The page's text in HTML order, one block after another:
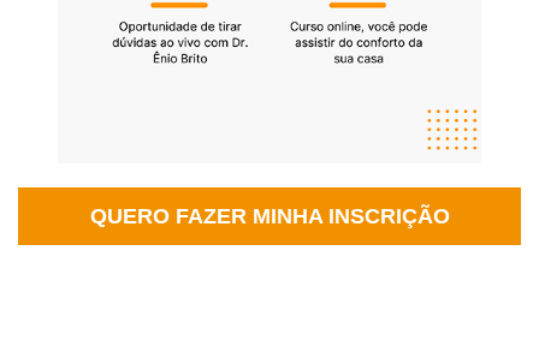
QUERO FAZER MINHA INSCRIÇÃO